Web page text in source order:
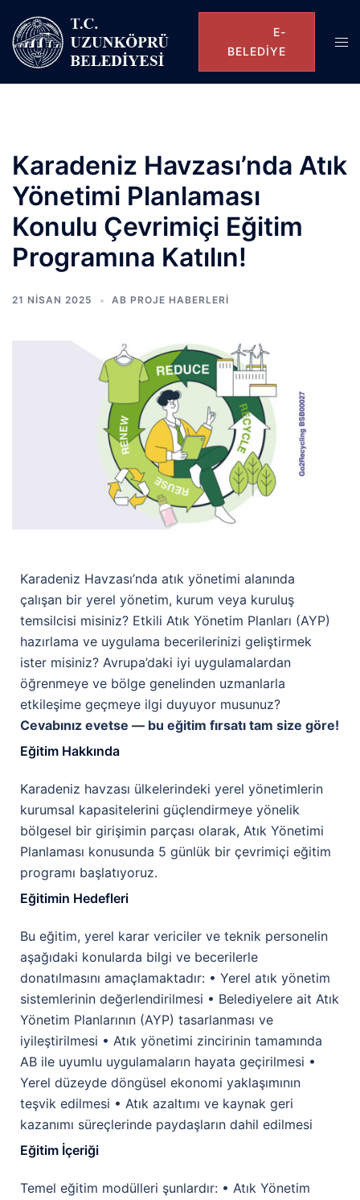
E-
BELEDIYE
Karadeniz Havzası’nda Atık
Yönetimi Planlaması
Konulu Çevrimiçi Eğitim
Programına Katılın!
21 NISAN 2025 AB PROJE HABERLERI
Karadeniz Havzası’nda atık yönetimi alanında
çalışan bir yerel yönetim, kurum veya kuruluş
temsilcisi misiniz? Etkili Atık Yönetim Planları (AYP)
hazırlama ve uygulama becerilerinizi geliştirmek
ister misiniz? Avrupa’daki iyi uygulamalardan
öğrenmeye ve bölge genelinden uzmanlarla
etkileşime geçmeye ilgi duyuyor musunuz?
Cevabınız evetse — bu eğitim fırsatı tam size göre!
Eğitim Hakkında
Karadeniz havzası ülkelerindeki yerel yönetimlerin
kurumsal kapasitelerini güçlendirmeye yönelik
bölgesel bir girişimin parçası olarak, Atık Yönetimi
Planlaması konusunda 5 günlük bir çevrimiçi eğitim
programı başlatıyoruz.
Eğitimin Hedefleri
Bu eğitim, yerel karar vericiler ve teknik personelin
aşağıdaki konularda bilgi ve becerilerle
donatılmasını amaçlamaktadır: • Yerel atık yönetim
sistemlerinin değerlendirilmesi • Belediyelere ait Atık
Yönetim Planlarının (AYP) tasarlanması ve
iyileştirilmesi • Atık yönetimi zincirinin tamamında
AB ile uyumlu uygulamaların hayata geçirilmesi •
Yerel düzeyde döngüsel ekonomi yaklaşımının
teşvik edilmesi • Atık azaltımı ve kaynak geri
kazanımı süreçlerinde paydaşların dahil edilmesi
Eğitim İçeriği
Temel eğitim modülleri şunlardır: • Atık Yönetim